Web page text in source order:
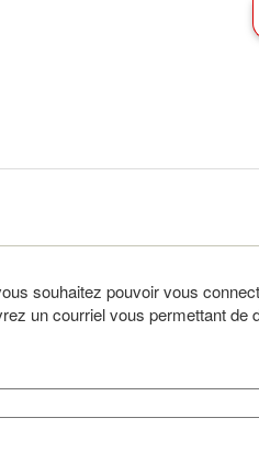
souhaitez pouvoir vous
un courriel vous permettant de